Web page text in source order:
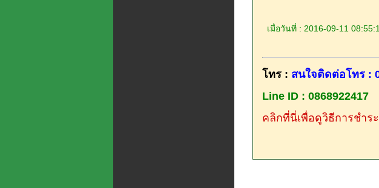
เมื่อวันที่ : 2016-09-11
โทร : สนใจติดต่อโทร :
Line ID : 0868922417
คลิกที่นี่เพื่อดูวิธีการชำระ